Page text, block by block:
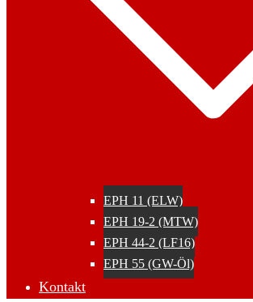
EPH 11 (ELW)
EPH 19-2 (MTW)
EPH 44-2 (LF16)
EPH 55 (GW-Öl)
Kontakt